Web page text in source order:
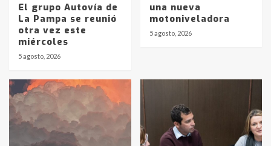
El grupo Autovía de
La Pampa se reunió
otra vez este
miércoles
5 agosto, 2026
una nueva
motoniveladora
5 agosto, 2026